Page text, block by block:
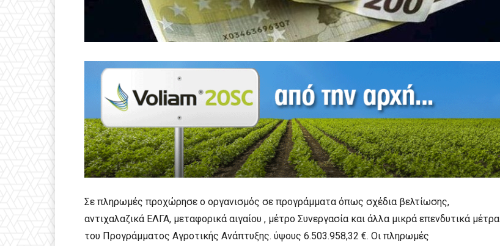
Σε πληρωμές προχώρησε ο οργανισμός σε προγράμματα όπως σχέδια βελτίωσης,
αντιχαλαζικά ΕΛΓΑ, μεταφορικά αιγαίου , μέτρο Συνεργασία και άλλα μικρά επενδυτικά μέτρα
του Προγράμματος Αγροτικής Ανάπτυξης. ύψους 6.503.958,32 €. Οι πληρωμές